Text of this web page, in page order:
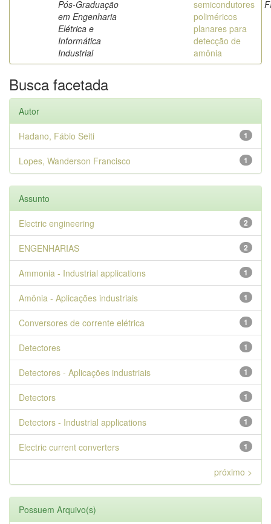
Pós-Graduação
em Engenharia
Elétrica e
Informática
Industrial
semicondutores
poliméricos
planares para
detecção de
amônia
Busca facetada
Autor
1
Hadano, Fábio Seiti
1
Lopes, Wanderson Francisco
Assunto
2
Electric engineering
2
ENGENHARIAS
1
Ammonia - Industrial applications
1
Amônia - Aplicações industriais
1
Conversores de corrente elétrica
1
Detectores
1
Detectores - Aplicações industriais
1
Detectors
1
Detectors - Industrial applications
1
Electric current converters
próximo >
Possuem Arquivo(s)